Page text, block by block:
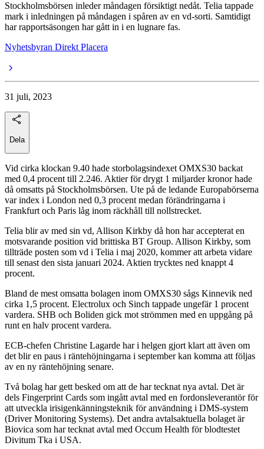
Stockholmsbörsen inleder måndagen försiktigt nedåt. Telia tappade
mark i inledningen på måndagen i spåren av en vd-sorti. Samtidigt
har rapportsäsongen har gått in i en lugnare fas.
Nyhetsbyran Direkt Placera
31 juli, 2023
Dela
Vid cirka klockan 9.40 hade storbolagsindexet OMXS30 backat
med 0,4 procent till 2.246. Aktier för drygt 1 miljarder kronor hade
då omsatts på Stockholmsbörsen. Ute på de ledande Europabörserna
var index i London ned 0,3 procent medan förändringarna i
Frankfurt och Paris låg inom räckhåll till nollstrecket.
Telia blir av med sin vd, Allison Kirkby då hon har accepterat en
motsvarande position vid brittiska BT Group. Allison Kirkby, som
tillträde posten som vd i Telia i maj 2020, kommer att arbeta vidare
till senast den sista januari 2024. Aktien trycktes ned knappt 4
procent.
Bland de mest omsatta bolagen inom OMXS30 sågs Kinnevik ned
cirka 1,5 procent. Electrolux och Sinch tappade ungefär 1 procent
vardera. SHB och Boliden gick mot strömmen med en uppgång på
runt en halv procent vardera.
ECB-chefen Christine Lagarde har i helgen gjort klart att även om
det blir en paus i räntehöjningarna i september kan komma att följas
av en ny räntehöjning senare.
Två bolag har gett besked om att de har tecknat nya avtal. Det är
dels Fingerprint Cards som ingått avtal med en fordonsleverantör för
att utveckla irisigenkänningsteknik för användning i DMS-system
(Driver Monitoring Systems). Det andra avtalsaktuella bolaget är
Biovica som har tecknat avtal med Occum Health för blodtestet
Divitum Tka i USA.